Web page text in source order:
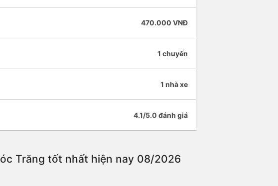
470.000 VNĐ
1 chuyến
1 nhà xe
4.1/5.0 đánh giá
Trăng tốt nhất hiện nay 08/2026